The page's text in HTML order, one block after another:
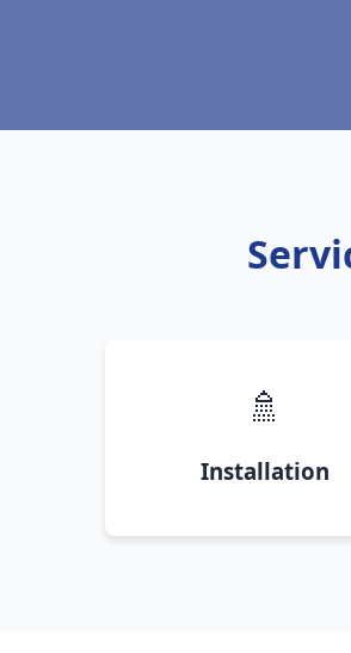
🚿
Installation